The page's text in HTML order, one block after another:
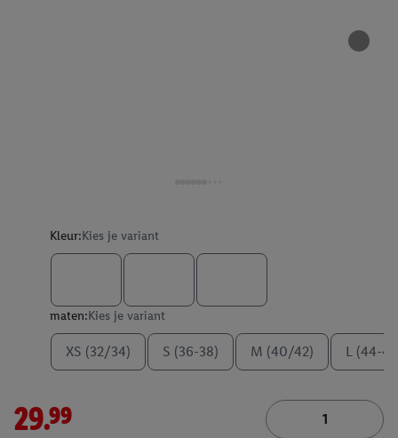
Kleur:Kies je variant
maten:Kies je variant
XS (32/34) S (36-38) M (40/42) L (44-
29.99